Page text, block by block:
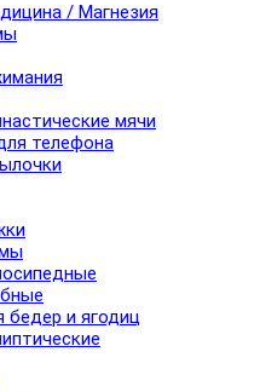
/ Магнезия
мячи
телефона
бедер и ягодиц